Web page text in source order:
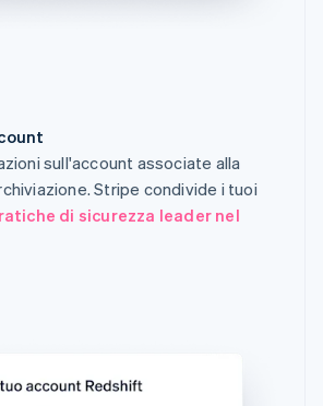
sull'account associate alla
Stripe condivide i tuoi
di sicurezza leader nel